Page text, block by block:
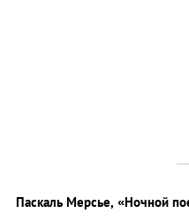
Паскаль Мерсье, «Ночной